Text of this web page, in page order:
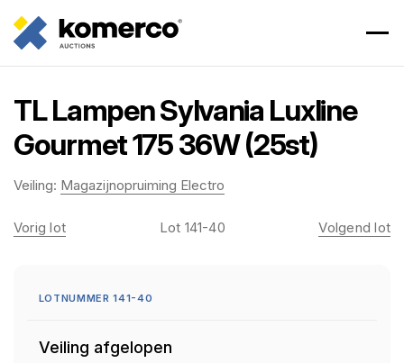
TL Lampen Sylvania Luxline
Gourmet 175 36W (25st)
Veiling: Magazijnopruiming Electro
Vorig lot Lot 141-40 Volgend lot
LOTNUMMER 141-40
Veiling afgelopen